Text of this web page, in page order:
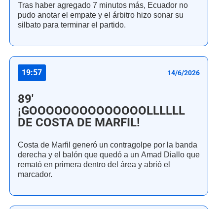
Tras haber agregado 7 minutos más, Ecuador no
pudo anotar el empate y el árbitro hizo sonar su
silbato para terminar el partido.
19:57 14/6/2026
89'
¡GOOOOOOOOOOOOOOLLLLLL
DE COSTA DE MARFIL!
Costa de Marfil generó un contragolpe por la banda
derecha y el balón que quedó a un Amad Diallo que
remató en primera dentro del área y abrió el
marcador.